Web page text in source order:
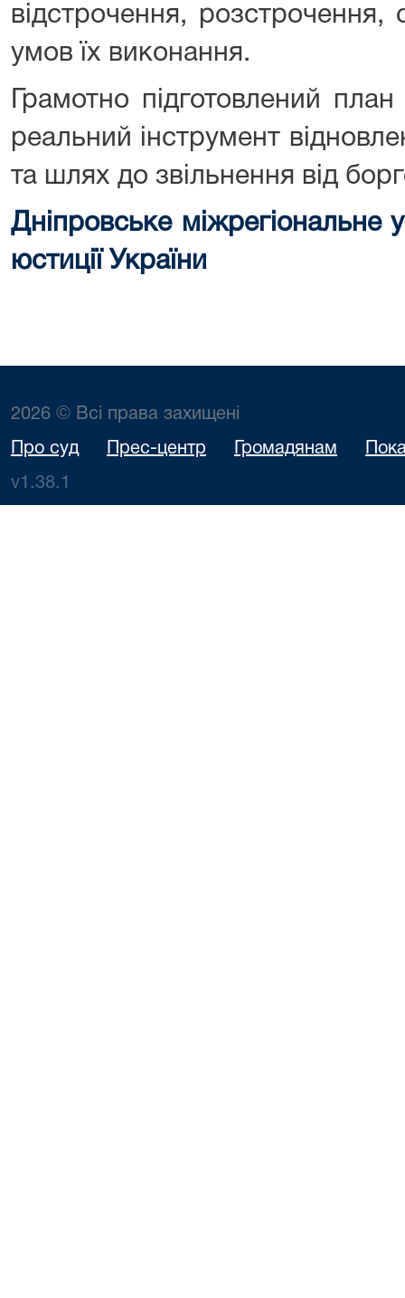
відстрочення, розстрочення,
умов їх виконання.
Грамотно підготовлений
реальний інструмент
та шлях до звільнення від
Дніпровське міжрегіональне
юстиції України
2026 © Всі права захищені
Про суд Прес-центр Громадянам
v1.38.1